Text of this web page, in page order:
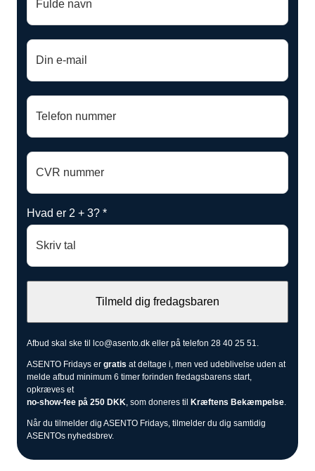
Hvad er 2 + 3? *
Afbud skal ske til lco@asento.dk eller på telefon 28 40 25 51.
ASENTO Fridays er gratis at deltage i, men ved udeblivelse uden at
melde afbud minimum 6 timer forinden fredagsbarens start,
opkræves et
no-show-fee på 250 DKK , som doneres til Kræftens Bekæmpelse.
Når du tilmelder dig ASENTO Fridays, tilmelder du dig samtidig
ASENTOs nyhedsbrev.